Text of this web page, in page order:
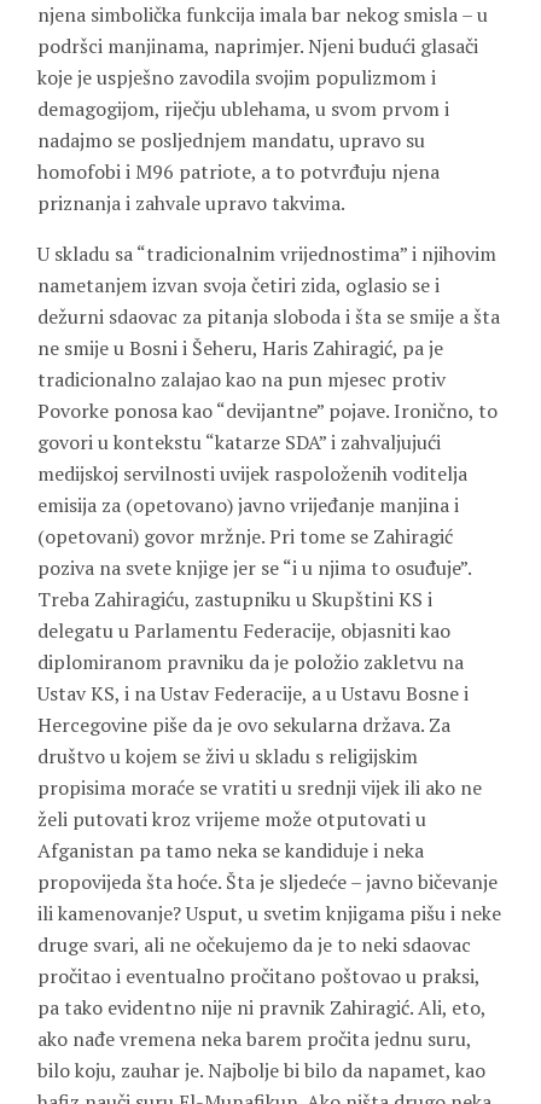
njena simbolička funkcija imala bar nekog smisla – u
podršci manjinama, naprimjer. Njeni budući glasači
koje je uspješno zavodila svojim populizmom i
demagogijom, riječju ublehama, u svom prvom i
nadajmo se posljednjem mandatu, upravo su
homofobi i M96 patriote, a to potvrđuju njena
priznanja i zahvale upravo takvima.
U skladu sa “tradicionalnim vrijednostima” i njihovim
nametanjem izvan svoja četiri zida, oglasio se i
dežurni sdaovac za pitanja sloboda i šta se smije a šta
ne smije u Bosni i Šeheru, Haris Zahiragić, pa je
tradicionalno zalajao kao na pun mjesec protiv
Povorke ponosa kao “devijantne” pojave. Ironično, to
govori u kontekstu “katarze SDA” i zahvaljujući
medijskoj servilnosti uvijek raspoloženih voditelja
emisija za (opetovano) javno vrijeđanje manjina i
(opetovani) govor mržnje. Pri tome se Zahiragić
poziva na svete knjige jer se “i u njima to osuđuje”.
Treba Zahiragiću, zastupniku u Skupštini KS i
delegatu u Parlamentu Federacije, objasniti kao
diplomiranom pravniku da je položio zakletvu na
Ustav KS, i na Ustav Federacije, a u Ustavu Bosne i
Hercegovine piše da je ovo sekularna država. Za
društvo u kojem se živi u skladu s religijskim
propisima moraće se vratiti u srednji vijek ili ako ne
želi putovati kroz vrijeme može otputovati u
Afganistan pa tamo neka se kandiduje i neka
propovijeda šta hoće. Šta je sljedeće – javno bičevanje
ili kamenovanje? Usput, u svetim knjigama pišu i neke
druge svari, ali ne očekujemo da je to neki sdaovac
pročitao i eventualno pročitano poštovao u praksi,
pa tako evidentno nije ni pravnik Zahiragić. Ali, eto,
ako nađe vremena neka barem pročita jednu suru,
bilo koju, zauhar je. Najbolje bi bilo da napamet, kao